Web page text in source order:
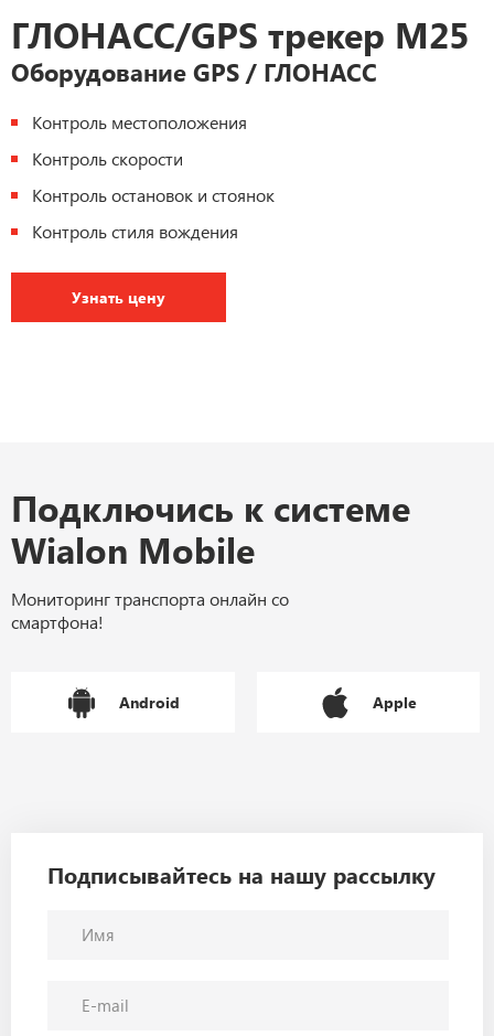
ГЛОНАСС/GPS трекер М25
Оборудование GPS / ГЛОНАСС
Контроль местоположения
Контроль скорости
Контроль остановок и стоянок
Контроль стиля вождения
Узнать цену
Подключись к системе
Wialon Mobile
Мониторинг транспорта онлайн со
смартфона!
Android Apple
Подписывайтесь на нашу рассылку